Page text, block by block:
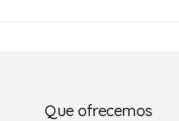
Que ofrecemos